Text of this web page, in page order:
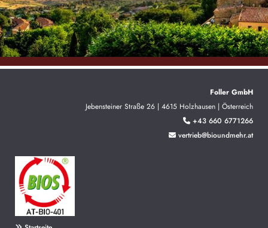
Foller GmbH
Jebensteiner Straße 26 | 4615 Holzhausen | Österreich
 +43 660 6771266
 vertrieb@bioundmehr.at